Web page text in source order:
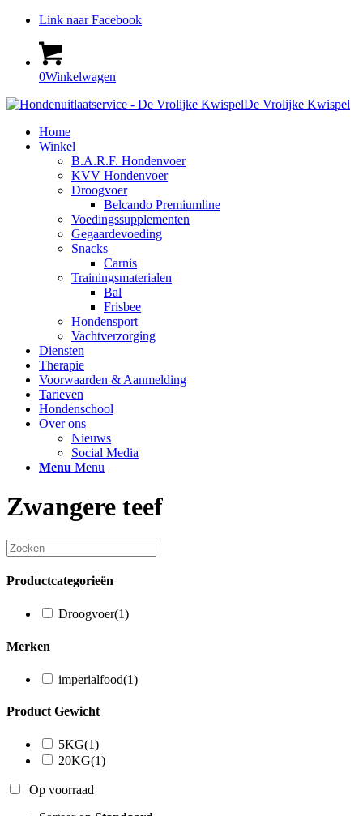
Link naar Facebook
0Winkelwagen
De Vrolijke Kwispel
Home
Winkel
B.A.R.F. Hondenvoer
KVV Hondenvoer
Droogvoer
Belcando Premiumline
Voedingssupplementen
Gegaardevoeding
Snacks
Carnis
Trainingsmaterialen
Bal
Frisbee
Hondensport
Vachtverzorging
Diensten
Therapie
Voorwaarden & Aanmelding
Tarieven
Hondenschool
Over ons
Nieuws
Social Media
Menu Menu
Zwangere teef
Productcategorieën
Droogvoer(1)
Merken
imperialfood(1)
Product Gewicht
5KG(1)
20KG(1)
Op voorraad